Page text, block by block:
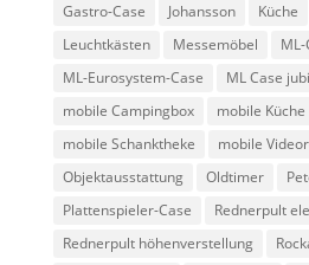
Gastro-Case
Johansson Küche
Leuchtkästen
Messemöbel
ML-
ML-Eurosystem-Case
ML Case
mobile Campingbox
mobile Küche
mobile Schanktheke
mobile
Objektausstattung
Oldtimer
Plattenspieler-Case
Rednerpult
Rednerpult höhenverstellung